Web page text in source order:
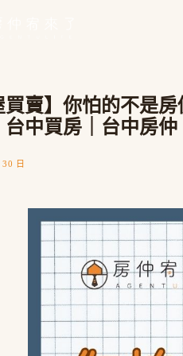
買賣】你怕的不是
台中買房｜台中房仲
日